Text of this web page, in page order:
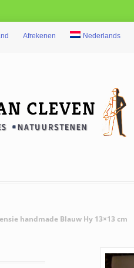
Afrekenen Nederlands
handmade Blauw Hy 13×13 cm